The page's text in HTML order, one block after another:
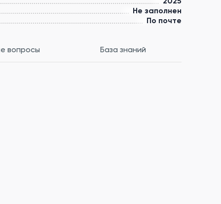
Не заполнен
По почте
вопросы База знаний